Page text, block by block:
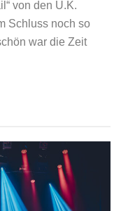
von den U.K.
Schluss noch so
war die Zeit